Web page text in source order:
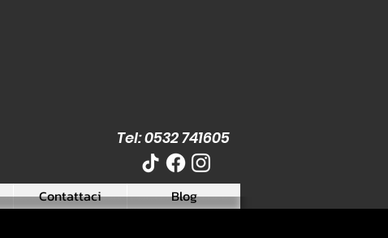
Tel: 0532 741605
Contattaci Blog